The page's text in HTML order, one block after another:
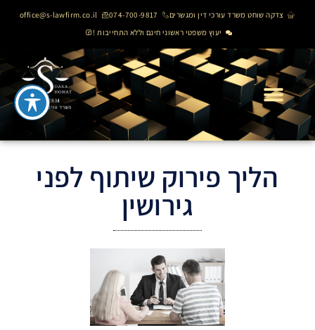
צדקה שוחט משרד עורכי דין ומגשרים 074-700-9817
office@s-lawfirm.co.il
יעוץ משפטי ראשוני חינם וללא התחייבות !
הליך פירוק שיתוף לפני
גירושין